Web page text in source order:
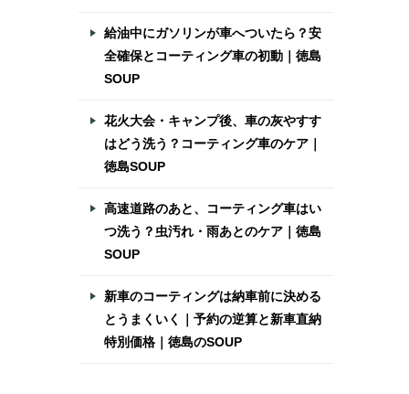
給油中にガソリンが車へついたら？安
全確保とコーティング車の初動｜徳島
SOUP
花火大会・キャンプ後、車の灰やすす
はどう洗う？コーティング車のケア｜
徳島SOUP
高速道路のあと、コーティング車はい
つ洗う？虫汚れ・雨あとのケア｜徳島
SOUP
新車のコーティングは納車前に決める
とうまくいく｜予約の逆算と新車直納
特別価格｜徳島のSOUP